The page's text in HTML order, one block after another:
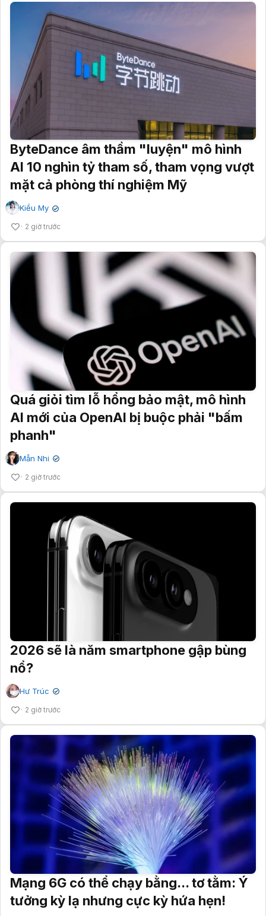
ByteDance âm thầm "luyện" mô hình
AI 10 nghìn tỷ tham số, tham vọng vượt
mặt cả phòng thí nghiệm Mỹ
Kiều My ✔
2 giờ trước
Quá giỏi tìm lỗ hổng bảo mật, mô hình
AI mới của OpenAI bị buộc phải "bấm
phanh"
Mẫn Nhi ✔
2 giờ trước
2026 sẽ là năm smartphone gập bùng
nổ?
Hư Trúc ✔
2 giờ trước
Mạng 6G có thể chạy bằng... tơ tằm: Ý
tưởng kỳ lạ nhưng cực kỳ hứa hẹn!